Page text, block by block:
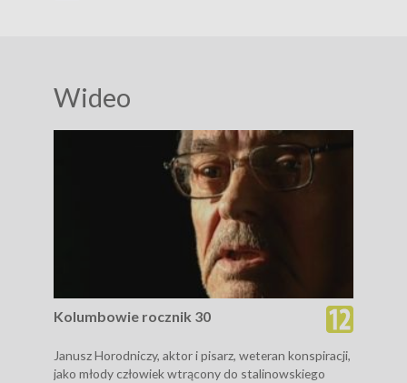
Wideo
Kolumbowie rocznik 30
Janusz Horodniczy, aktor i pisarz, weteran konspiracji,
jako młody człowiek wtrącony do stalinowskiego